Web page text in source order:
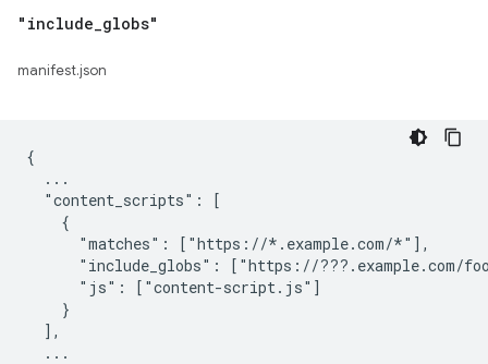
"include_globs"
manifest.json
{
  ...
  "content_scripts": [
    {
      "matches": ["https://*.example.com/*"],
"include_globs": ["https://???.example.com/
      "js": ["content-script.js"]
    }
  ],
  ...